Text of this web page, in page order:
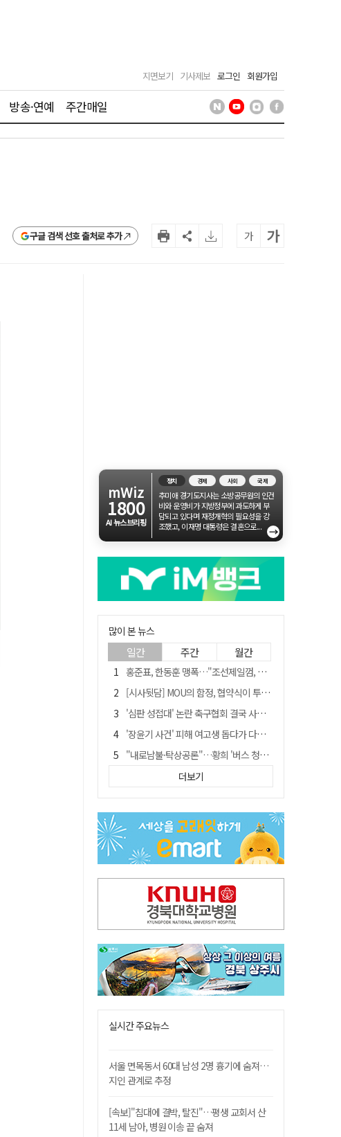
지면보기 기사제보 로그인 회원가입
방송·연예 주간매일
구글 검색 선호 출처로 추가 가 가
mWiz
1800
AI 뉴스브리핑
정치 경제 사회 국제
추미애 경기도지사는 소방공무원의 인건
비와 운영비가 지방정부에 과도하게 부
담되고 있다며 재정개혁의 필요성을 강
조했고, 이재명 대통령은 결혼으로...
→
많이 본 뉴스
일간 주간 월간
홍준표, 한동훈 맹폭…"조선제일껌, 권력에 살고 권력에 죽었다"
[시사뒷담] MOU의 함정, 협약식이 투자 확정은 아니긴 해
'심판 성접대' 논란 축구협회 결국 사과…"깊이 반성, 쇄신하겠다"
'장윤기 사건' 피해 여고생 돕다가 다친 고교생, 의상자 인정
"내로남불·탁상공론"…황희 '버스 청년주택' 제안에 與 내부서도 쓴소리
"경로당 통장에 비밀번호가 적혀 있다"…전국 돌며 경로당 13곳 턴 30대 구속
예안향교 대성전, '국가지정 보물로 지정'
"침대에 결박, 탈진"…평생 교회서 산 11세 남아, 병원 이송 끝 숨져
거동 불편 모녀 덮친 새벽 화재…90대 어머니·60대 딸 숨져
더보기
실시간 주요뉴스
서울 면목동서 60대 남성 2명 흉기에 숨져…
지인 관계로 추정
[속보]"침대에 결박, 탈진"…평생 교회서 산
11세 남아, 병원 이송 끝 숨져